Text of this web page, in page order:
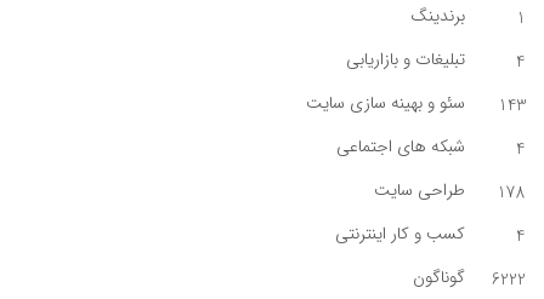
1
برندینگ
4
تبلیغات و بازاریابی
143
سئو و بهینه سازی سایت
4
شبکه های اجتماعی
178
طراحی سایت
4
کسب و کار اینترنتی
6222
گوناگون